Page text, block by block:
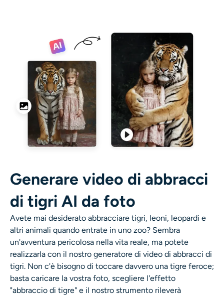
Generatore di immagini con stile AI
Strumenti per ritratti
Cambio acconciatura
Cambio vestiti
Bambino AI
Filtro AI
Generatore di colpi alla testa Pro
Generatore di colpi alla testa AI
Creatore di foto per passaporti
Strumenti video
Generare video di abbracci
di tigri AI da foto
Avete mai desiderato abbracciare tigri, leoni, leopardi e
altri animali quando entrate in uno zoo? Sembra
un'avventura pericolosa nella vita reale, ma potete
realizzarla con il nostro generatore di video di abbracci di
tigri. Non c'è bisogno di toccare davvero una tigre feroce;
basta caricare la vostra foto, scegliere l'effetto
"abbraccio di tigre" e il nostro strumento rileverà